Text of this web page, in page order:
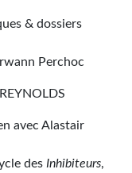
& dossiers
Perchoc
avec Alastair
des Inhibiteurs,